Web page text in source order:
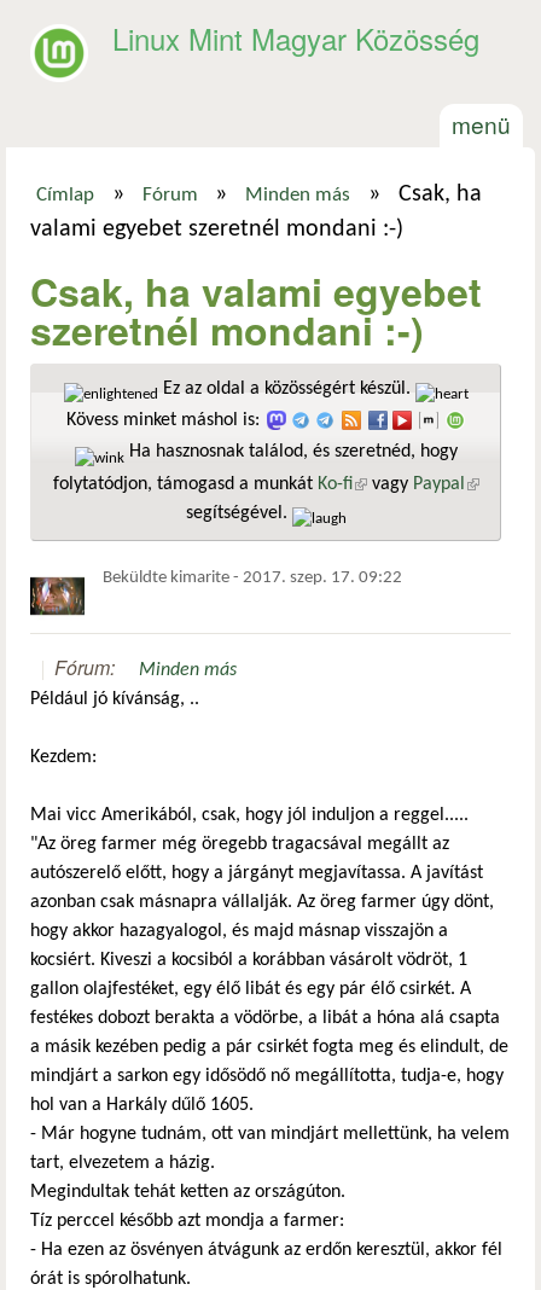
Linux Mint Magyar Közösség
menü
Jelenlegi hely
Címlap » Fórum » Minden más »
Csak, ha
valami egyebet szeretnél mondani :-)
Csak, ha valami egyebet
szeretnél mondani :-)
Ez az oldal a közösségért készül.
Kövess minket máshol is:
Ha hasznosnak találod, és szeretnéd, hogy
folytatódjon, támogasd a munkát Ko-fi(külső hivatkozás)
vagy Paypal
segítségével.
Beküldte kimarite - 2017. szep. 17. 09:22
Fórum:
Minden más
Például jó kívánság, ..
Kezdem:
Mai vicc Amerikából, csak, hogy jól induljon a reggel.....
"Az öreg farmer még öregebb tragacsával megállt az
autószerelő előtt, hogy a járgányt megjavítassa. A javítást
azonban csak másnapra vállalják. Az öreg farmer úgy dönt,
hogy akkor hazagyalogol, és majd másnap visszajön a
kocsiért. Kiveszi a kocsiból a korábban vásárolt vödröt, 1
gallon olajfestéket, egy élő libát és egy pár élő csirkét. A
festékes dobozt berakta a vödörbe, a libát a hóna alá csapta
a másik kezében pedig a pár csirkét fogta meg és elindult, de
mindjárt a sarkon egy idősödő nő megállította, tudja-e, hogy
hol van a Harkály dűlő 1605.
- Már hogyne tudnám, ott van mindjárt mellettünk, ha velem
tart, elvezetem a házig.
Megindultak tehát ketten az országúton.
Tíz perccel később azt mondja a farmer:
- Ha ezen az ösvényen átvágunk az erdőn keresztül, akkor fél
órát is spórolhatunk.